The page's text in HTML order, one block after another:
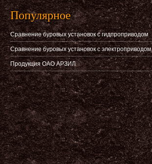
Популярное
Сравнение буровых установок с гидпроприводом
Сравнение буровых установок с электроприводом
Продукция ОАО АРЗИЛ